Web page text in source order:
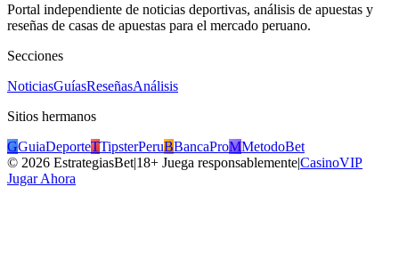
Portal independiente de noticias deportivas, análisis de apuestas y
reseñas de casas de apuestas para el mercado peruano.
Secciones
NoticiasGuíasReseñasAnálisis
Sitios hermanos
GGuiaDeporteTTipsterPeruBBancaProMMetodoBet
© 2026 EstrategiasBet|18+ Juega responsablemente|CasinoVIP
Jugar Ahora